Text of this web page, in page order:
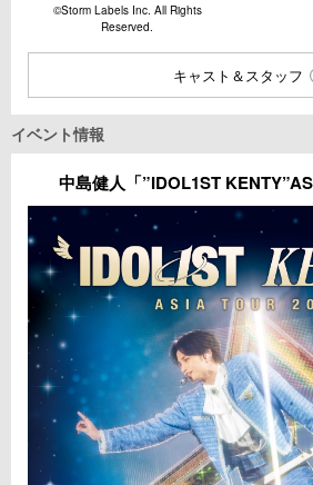
©︎Storm Labels Inc. All Rights
Reserved.
キャスト＆スタッフ
イベント情報
中島健人「”IDOL1ST